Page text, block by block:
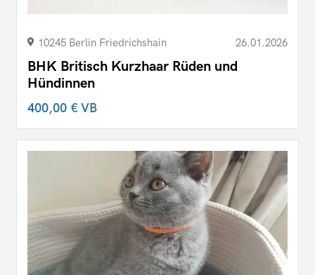
10245 Berlin Friedrichshain 26.01.2026
BHK Britisch Kurzhaar Rüden und
Hündinnen
400,00 €VB